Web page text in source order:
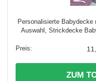
Personalisierte
Auswahl, Strickdecke
ZUM